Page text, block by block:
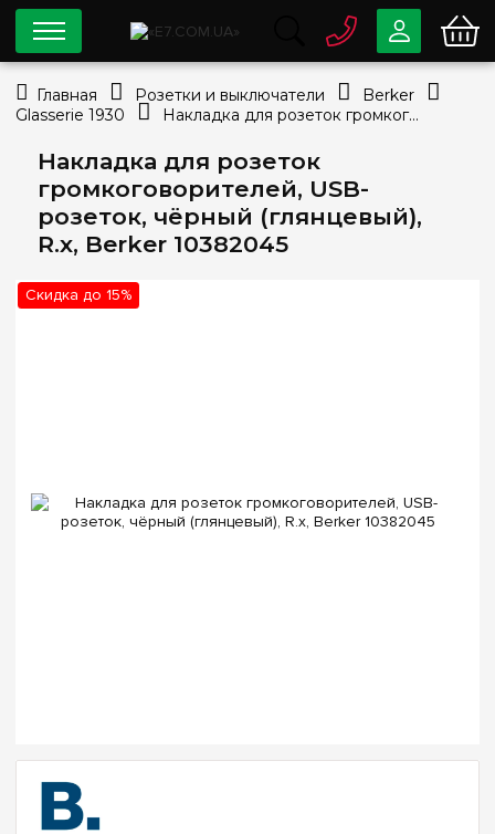
Накладка для розеток
громкоговорителей, USB-
розеток, чёрный (глянцевый),
R.х, Berker 10382045
Скидка до 15%
0 80033-63-07
info@e7.com.ua
044334-79-78
Viber Telegram
Главная Розетки и выключатели
Berker
Glasserie 1930
Накладка для розеток громкоговорителей, USB-розеток, чёрный (глянцевый), R.х, Berker 10382045